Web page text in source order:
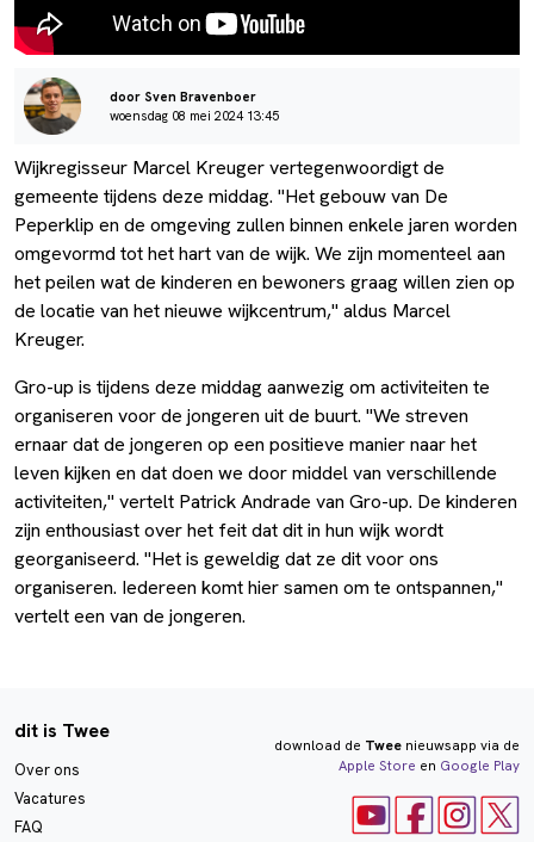
door Sven Bravenboer
woensdag 08 mei 2024 13:45
Wijkregisseur Marcel Kreuger vertegenwoordigt de
gemeente tijdens deze middag. "Het gebouw van De
Peperklip en de omgeving zullen binnen enkele jaren worden
omgevormd tot het hart van de wijk. We zijn momenteel aan
het peilen wat de kinderen en bewoners graag willen zien op
de locatie van het nieuwe wijkcentrum," aldus Marcel
Kreuger.
Gro-up is tijdens deze middag aanwezig om activiteiten te
organiseren voor de jongeren uit de buurt. "We streven
ernaar dat de jongeren op een positieve manier naar het
leven kijken en dat doen we door middel van verschillende
activiteiten," vertelt Patrick Andrade van Gro-up. De kinderen
zijn enthousiast over het feit dat dit in hun wijk wordt
georganiseerd. "Het is geweldig dat ze dit voor ons
organiseren. Iedereen komt hier samen om te ontspannen,"
vertelt een van de jongeren.
dit is Twee
Over ons
Vacatures
FAQ
download de Tweenieuwsapp via de
Apple Store en Google Play